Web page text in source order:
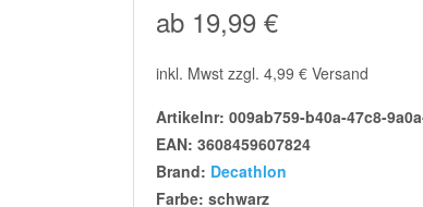
ab 19,99 €
inkl. Mwst zzgl. 4,99 € Versand
Artikelnr: 009ab759-b40a-47c8-
EAN: 3608459607824
Brand: Decathlon
Farbe: schwarz